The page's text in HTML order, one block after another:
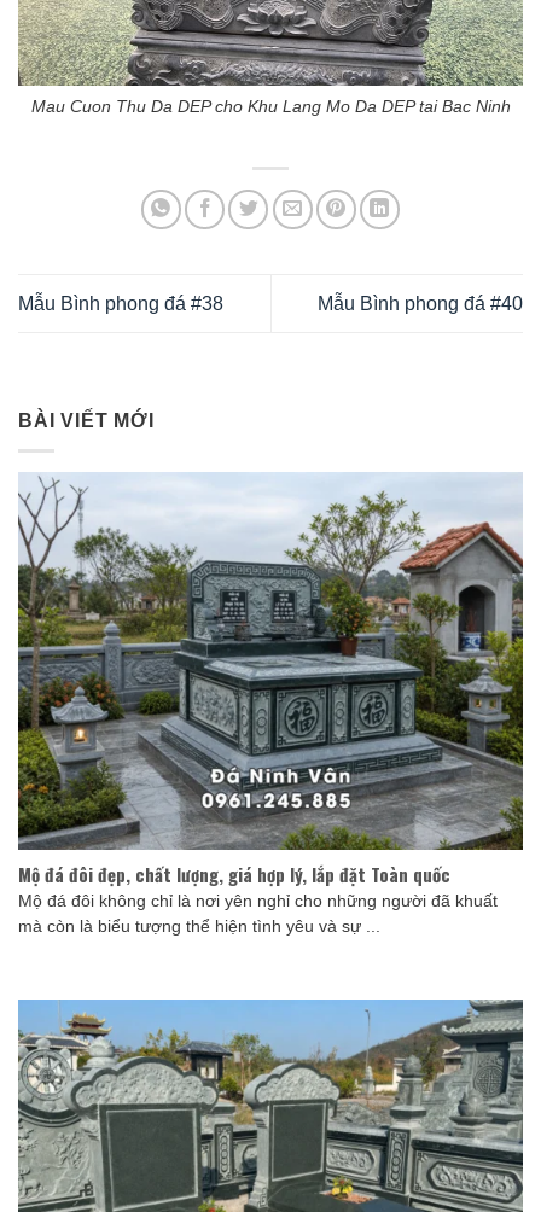
Mau Cuon Thu Da DEP cho Khu Lang Mo Da DEP tai Bac Ninh
Mẫu Bình phong đá #38 Mẫu Bình phong đá #40
BÀI VIẾT MỚI
Mộ đá đôi đẹp, chất lượng, giá hợp lý, lắp đặt Toàn quốc
Mộ đá đôi không chỉ là nơi yên nghỉ cho những người đã khuất
mà còn là biểu tượng thể hiện tình yêu và sự ...